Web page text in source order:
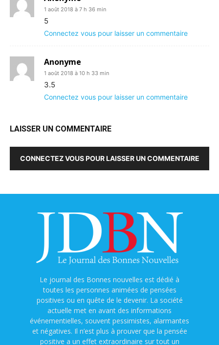
1 août 2018 à 7 h 36 min
5
Connectez vous pour laisser un commentaire
Anonyme
1 août 2018 à 10 h 33 min
3.5
Connectez vous pour laisser un commentaire
LAISSER UN COMMENTAIRE
CONNECTEZ VOUS POUR LAISSER UN COMMENTAIRE
Le journal des Bonnes nouvelles est dédié à
toutes les personnes animées de pensées
positives ou en quête de le devenir. La société
actuelle met en avant des informations
événementielles, souvent pessimistes, alarmantes
et négatives. Il n’est plus à prouver que la pensée
positive a un effet extraordinaire sur tout un